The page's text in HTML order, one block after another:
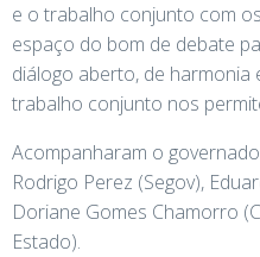
e o trabalho conjunto com
espaço do bom de debate
diálogo aberto, de harmonia
trabalho conjunto nos
Acompanharam o
Rodrigo Perez (Segov),
Doriane Gomes Chamorro
Estado).